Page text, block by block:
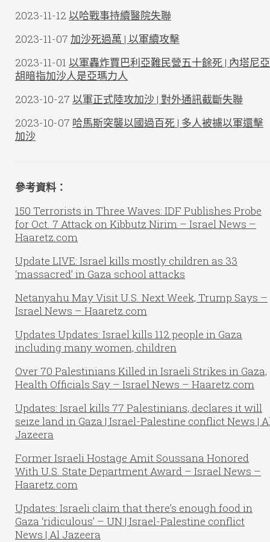
2023-11-12 以哈戰事持續醫院失聯
2023-11-07 加沙死過萬 | 以軍續攻擊
2023-11-01 以軍轟炸賈巴利亞難民營五十餘死 | 內塔尼亞
胡暗指加沙人是亞瑪力人
2023-10-27 以軍正式陸攻加沙 | 對外通訊截斷失聯
2023-10-07 哈馬斯突襲以國過百死 | 多人被擄以軍還擊
加沙
參考資料：
150 Terrorists in Three Waves: IDF Publishes Probe
for Oct. 7 Attack on Kibbutz Nirim – Israel News –
Haaretz.com
Update LIVE: Israel kills mostly children as 33
‘massacred’ in Gaza school attacks
Netanyahu May Visit U.S. Next Week, Trump Says –
Israel News – Haaretz.com
Updates Updates: Israel kills 112 people in Gaza
including many women, children
Over 70 Palestinians Killed in Israeli Strikes in Gaza,
Health Officials Say – Israel News – Haaretz.com
Updates: Israel kills 77 Palestinians, declares it will
seize land in Gaza | Israel-Palestine conflict News |
Jazeera
Former Israeli Hostage Amit Soussana Honored
With U.S. State Department Award – Israel News –
Haaretz.com
Updates: Israeli claim that there’s enough food in
Gaza ‘ridiculous’ – UN | Israel-Palestine conflict
News | Al Jazeera